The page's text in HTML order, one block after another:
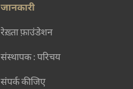
जानकारी
रेख़्ता फ़ाउंडेशन
संस्थापक : परिचय
संपर्क कीजिए